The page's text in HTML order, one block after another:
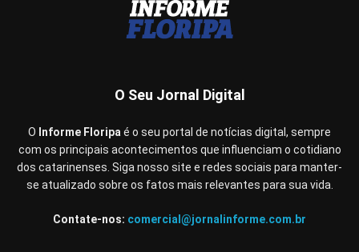
O Seu Jornal Digital
O Informe Floripaé o seu portal de notícias digital, sempre
com os principais acontecimentos que influenciam o cotidiano
dos catarinenses. Siga nosso site e redes sociais para manter-
se atualizado sobre os fatos mais relevantes para sua vida.
Contate-nos: comercial@jornalinforme.com.br